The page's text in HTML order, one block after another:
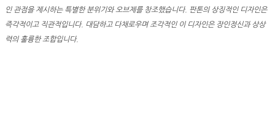
인 관점을 제시하는 특별한 분위기와 오브제를 창조했습니다. 판톤의 상징적인 디자인은
즉각적이고 직관적입니다. 대담하고 다채로우며 조각적인 이 디자인은 장인정신과 상상
력의 훌륭한 조합입니다.